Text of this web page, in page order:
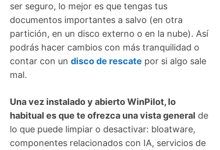
ser seguro, lo mejor es que tengas tus
documentos importantes a salvo (en otra
partición, en un disco externo o en la nube). Así
podrás hacer cambios con más tranquilidad o
contar con un disco de rescate por si algo sale
mal.
Una vez instalado y abierto WinPilot, lo
habitual es que te ofrezca una vista general de
lo que puede limpiar o desactivar: bloatware,
componentes relacionados con IA, servicios de